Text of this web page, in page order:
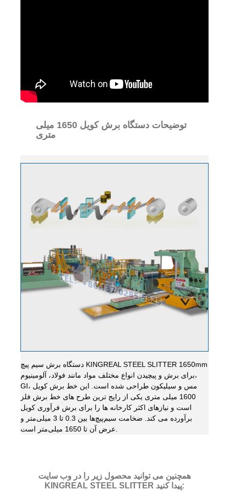
توضیحات دستگاه برش کویل 1650 میلی
متری
دستگاه برش سیم پیچ KINGREAL STEEL SLITTER 1650mm
برای برش و پیچیدن انواع مختلف مواد مانند فولاد، آلومینیوم،
GI، مس و سیلیکون طراحی شده است. این خط برش کویل
1600 میلی متری یکی از رایج ترین طرح های خط برش فلز
است و نیازهای اکثر کارخانه ها را برای برش فرآوری کویل
برآورده می کند. ضخامت سیم‌پیچ‌ها بین 0.3 تا 3 میلی‌متر و
همچنین می توانید محصول زیر را در وب سایت
KINGREAL STEEL SLITTER پیدا کنید: